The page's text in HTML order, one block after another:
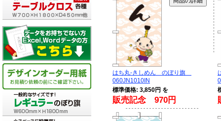
はち丸-きしめん のぼり旗
060JN1010IN
標準価格: 3,850円 を
販売記念 970円